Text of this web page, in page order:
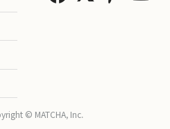
© MATCHA, Inc.